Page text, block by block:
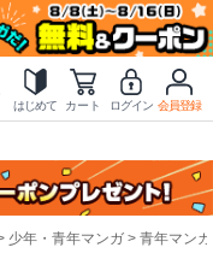
はじめて カート ログイン 会員登録
少年・青年マンガ 青年マンガ